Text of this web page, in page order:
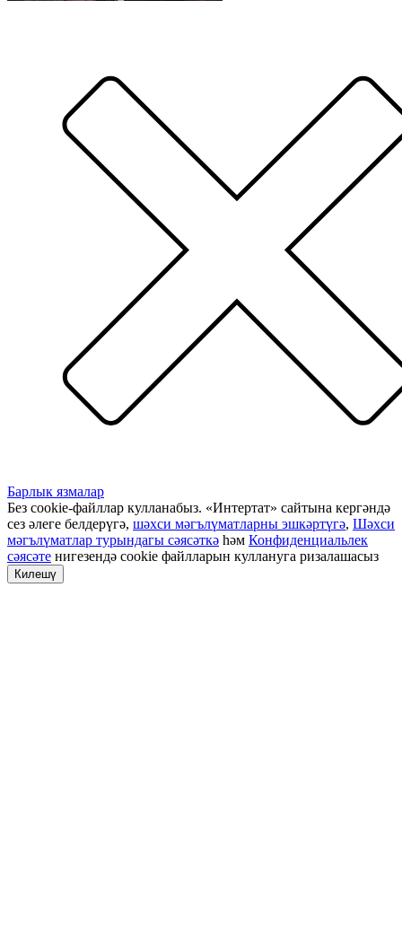
Барлык язмалар
Без cookie-файллар кулланабыз. «Интертат» сайтына кергәндә
сез әлеге белдерүгә, шәхси мәгълүматларны эшкәртүгә, Шәхси
мәгълүматлар турындагы сәясәткә һәм Конфиденциальлек
сәясәте нигезендә cookie файлларын куллануга ризалашасыз
Килешү